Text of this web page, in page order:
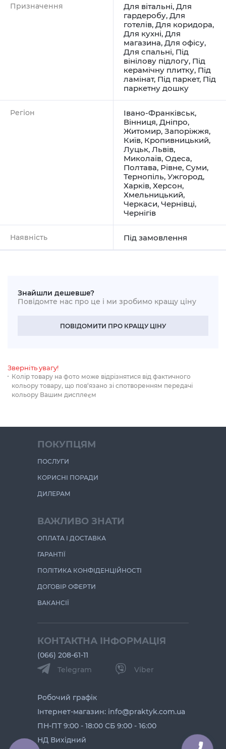
Призначення Для вітальні, Для
гардеробу, Для
готелів, Для коридора,
Для кухні, Для
магазина, Для офісу,
Для спальні, Під
вінілову підлогу, Під
керамічну плитку, Під
ламінат, Під паркет, Під
паркетну дошку
Регіон Івано-Франківськ,
Вінниця, Дніпро,
Житомир, Запоріжжя,
Київ, Кропивницький,
Луцьк, Львів,
Миколаїв, Одеса,
Полтава, Рівне, Суми,
Тернопіль, Ужгород,
Харків, Херсон,
Хмельницький,
Черкаси, Чернівці,
Чернігів
Наявність Під замовлення
Знайшли дешевше?
Повідомте нас про це і ми зробимо кращу ціну
ПОВІДОМИТИ ПРО КРАЩУ ЦІНУ
Зверніть увагу!
Колір товару на фото може відрізнятися від фактичного
кольору товару, що пов‘язано зі спотворенням передачі
кольору Вашим дисплеєм
ПОКУПЦЯМ
ПОСЛУГИ
КОРИСНІ ПОРАДИ
ДИЛЕРАМ
ВАЖЛИВО ЗНАТИ
ОПЛАТА І ДОСТАВКА
ГАРАНТІЇ
ПОЛІТИКА КОНФІДЕНЦІЙНОСТІ
ДОГОВІР ОФЕРТИ
ВАКАНСІЇ
КОНТАКТНА ІНФОРМАЦІЯ
(066) 208-61-11
Telegram
Viber
Робочий графік
Інтернет-магазин: info@praktyk.com.ua
ПН-ПТ 9:00 - 18:00 СБ 9:00 - 16:00
НД Вихідний